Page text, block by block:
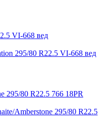
295/80 R22.5 VI-668 вед
Amberstone 295/80 R22.5